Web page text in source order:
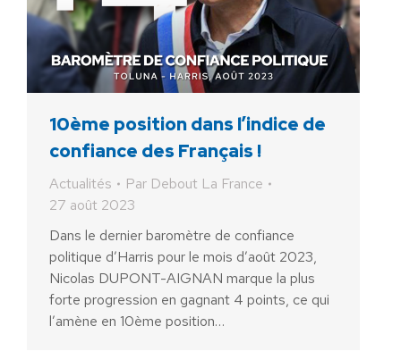
10ème position dans l’indice de
confiance des Français !
Actualités Par Debout La France
27 août 2023
Dans le dernier baromètre de confiance
politique d’Harris pour le mois d’août 2023,
Nicolas DUPONT-AIGNAN marque la plus
forte progression en gagnant 4 points, ce qui
l’amène en 10ème position…